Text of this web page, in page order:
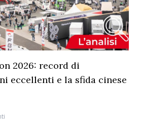
2026: record di
eccellenti e la sfida cinese